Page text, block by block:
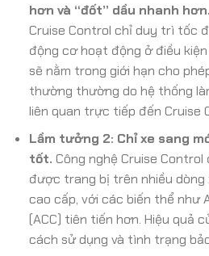
hơn và “đốt” dầu nhanh hơn.
Cruise Control chỉ duy trì tốc
động cơ hoạt động ở điều
sẽ nằm trong giới hạn cho
thường thường do hệ thống
liên quan trực tiếp đến Cruise
Lầm tưởng 2: Chỉ xe sang
tốt. Công nghệ Cruise
được trang bị trên nhiều
cao cấp, với các biến thể như
(ACC) tiên tiến hơn. Hiệu quả
cách sử dụng và tình trạng